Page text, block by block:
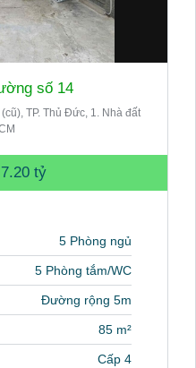
số 14
TP. Thủ Đức, 1. Nhà đất
7.20 tỷ
5 Phòng ngủ
5 Phòng tắm/WC
Đường rộng 5m
85 m²
Cấp 4